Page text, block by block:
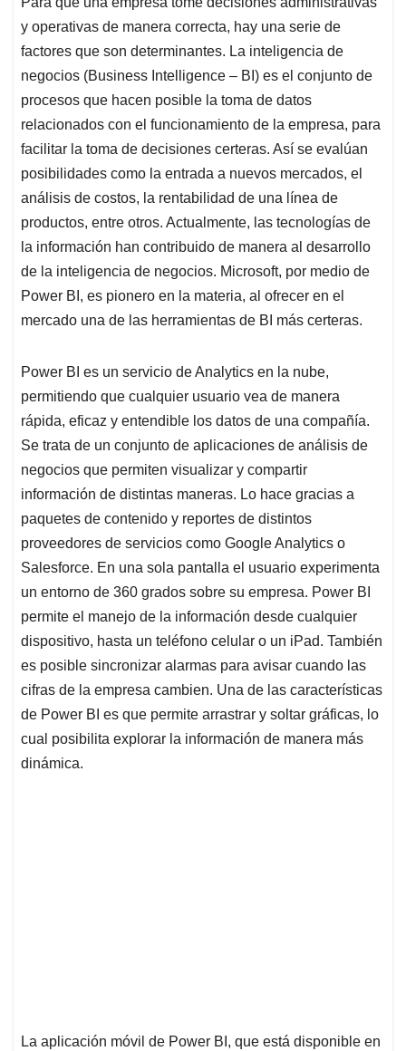
s
A
p
p
b
o
o
k
e
d
I
n
l
a
d
s
y operativas de manera correcta, hay una serie de
factores que son determinantes. La inteligencia de
negocios (Business Intelligence – BI) es el conjunto de
procesos que hacen posible la toma de datos
relacionados con el funcionamiento de la empresa, para
facilitar la toma de decisiones certeras. Así se evalúan
posibilidades como la entrada a nuevos mercados, el
análisis de costos, la rentabilidad de una línea de
productos, entre otros. Actualmente, las tecnologías de
la información han contribuido de manera al desarrollo
de la inteligencia de negocios. Microsoft, por medio de
Power BI, es pionero en la materia, al ofrecer en el
mercado una de las herramientas de BI más certeras.
Power BI es un servicio de Analytics en la nube,
permitiendo que cualquier usuario vea de manera
rápida, eficaz y entendible los datos de una compañía.
Se trata de un conjunto de aplicaciones de análisis de
negocios que permiten visualizar y compartir
información de distintas maneras. Lo hace gracias a
paquetes de contenido y reportes de distintos
proveedores de servicios como Google Analytics o
Salesforce. En una sola pantalla el usuario experimenta
un entorno de 360 grados sobre su empresa. Power BI
permite el manejo de la información desde cualquier
dispositivo, hasta un teléfono celular o un iPad. También
es posible sincronizar alarmas para avisar cuando las
cifras de la empresa cambien. Una de las características
de Power BI es que permite arrastrar y soltar gráficas, lo
cual posibilita explorar la información de manera más
dinámica.
La aplicación móvil de Power BI, que está disponible en